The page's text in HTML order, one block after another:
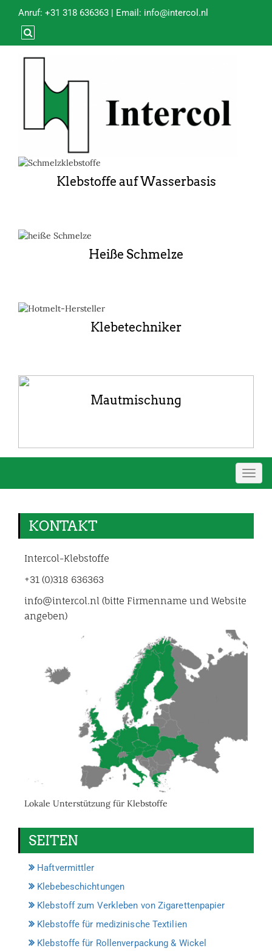
Anruf: +31 318 636363 | Email: info@intercol.nl
Klebstoffe auf Wasserbasis
Heiße Schmelze
Klebetechniker
Mautmischung
KONTAKT
Intercol-Klebstoffe
+31 (0)318 636363
info@intercol.nl (bitte Firmenname und Website
angeben)
Lokale Unterstützung für Klebstoffe
SEITEN
Haftvermittler
Klebebeschichtungen
Klebstoff zum Verkleben von Zigarettenpapier
Klebstoffe für medizinische Textilien
Klebstoffe für Rollenverpackung & Wickel